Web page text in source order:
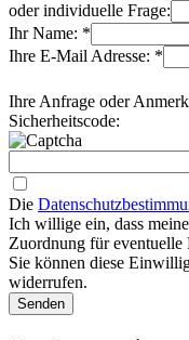
oder individuelle Frage:
Ihr Name: *
Ihre E-Mail Adresse: *
Ihre Anfrage oder
Sicherheitscode:
Die
Ich willige ein, dass
Zuordnung für eventuelle
Sie können diese
widerrufen.
Senden